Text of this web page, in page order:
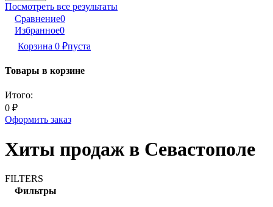
Посмотреть все результаты
Сравнение0
Избранное0
Корзина 0 ₽пуста
Товары в корзине
Итого:
0 ₽
Оформить заказ
Хиты продаж в Севастополе
FILTERS
Фильтры